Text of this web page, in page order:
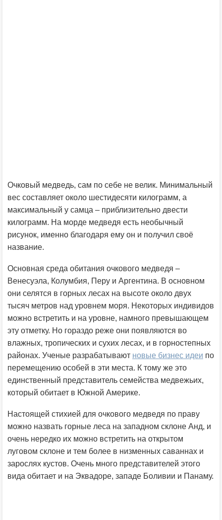
Очковый медведь, сам по себе не велик. Минимальный
вес составляет около шестидесяти килограмм, а
максимальный у самца – приблизительно двести
килограмм. На морде медведя есть необычный
рисунок, именно благодаря ему он и получил своё
название.
Основная среда обитания очкового медведя –
Венесуэла, Колумбия, Перу и Аргентина. В основном
они селятся в горных лесах на высоте около двух
тысяч метров над уровнем моря. Некоторых индивидов
можно встретить и на уровне, намного превышающем
эту отметку. Но гораздо реже они появляются во
влажных, тропических и сухих лесах, и в горностепных
районах. Ученые разрабатывают новые бизнес идеи по
перемещению особей в эти места. К тому же это
единственный представитель семейства медвежьих,
который обитает в Южной Америке.
Настоящей стихией для очкового медведя по праву
можно назвать горные леса на западном склоне Анд, и
очень нередко их можно встретить на открытом
луговом склоне и тем более в низменных саваннах и
зарослях кустов. Очень много представителей этого
вида обитает и на Эквадоре, западе Боливии и Панаму.